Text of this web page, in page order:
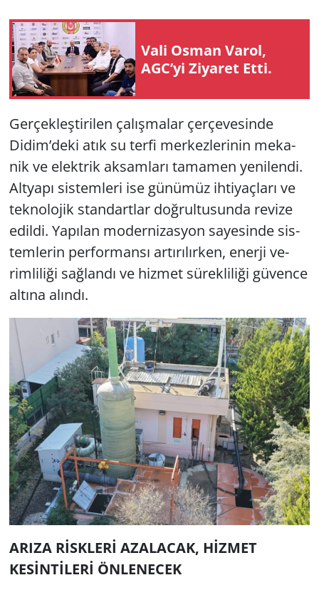
Vali Osman Varol,
AGC’yi Ziyaret Etti.
Ger­çek­leş­ti­ri­len ça­lış­ma­lar çer­çe­ve­sin­de
Didim’deki atık su terfi mer­kez­le­ri­nin me­ka­
nik ve elekt­rik ak­sam­la­rı ta­ma­men ye­ni­len­di.
Alt­ya­pı sis­tem­le­ri ise gü­nü­müz ih­ti­yaç­la­rı ve
tek­no­lo­jik stan­dart­lar doğ­rul­tu­sun­da re­vi­ze
edil­di. Ya­pı­lan mo­der­ni­zas­yon sa­ye­sin­de sis­
tem­le­rin per­for­man­sı ar­tı­rı­lır­ken, ener­ji ve­
rim­li­li­ği sağ­lan­dı ve hiz­met sü­rek­li­li­ği gü­ven­ce
al­tı­na alın­dı.
ARIZA RİSKLERİ AZA­LA­CAK, HİZMET
KESİNTİLERİ ÖN­LE­NECEK